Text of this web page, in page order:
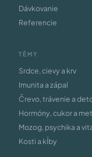
Dávkovanie
Referencie
TÉMY
Srdce, cievy a krv
Imunita a zápal
Črevo, trávenie a
Hormóny, cukor a
Mozog, psychika a
Kosti a kĺby